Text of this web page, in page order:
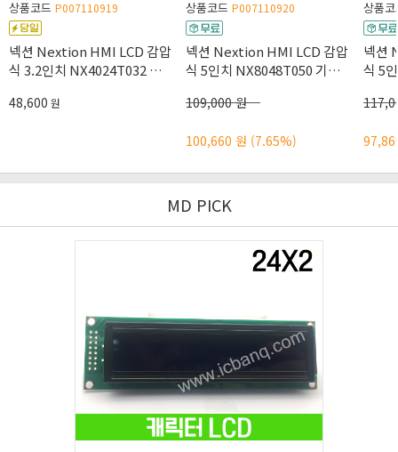
상품코드 P007110919
넥션 Nextion HMI LCD 감압
식 3.2인치 NX4024T032 기본
48,600 원
상품코드 P007110920
넥션 Nextion HMI LCD 감압
식 5인치 NX8048T050 기본
109,000 원
100,660 원 (7.65%)
상품코
넥션
식 5
MD PICK